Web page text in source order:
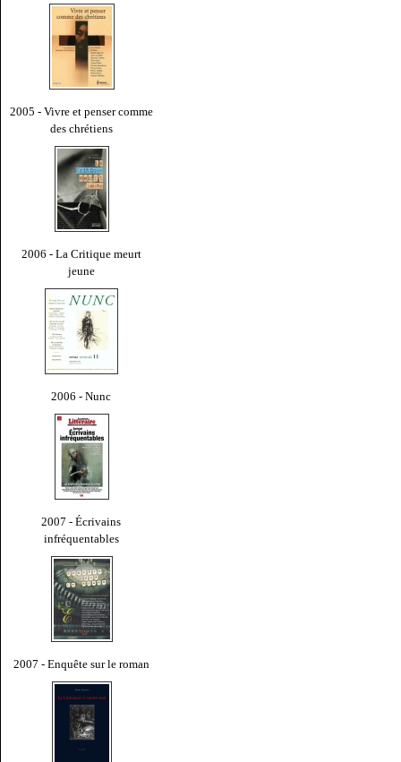
2005 - Vivre et penser comme
des chrétiens
2006 - La Critique meurt
jeune
2006 - Nunc
2007 - Écrivains
infréquentables
2007 - Enquête sur le roman